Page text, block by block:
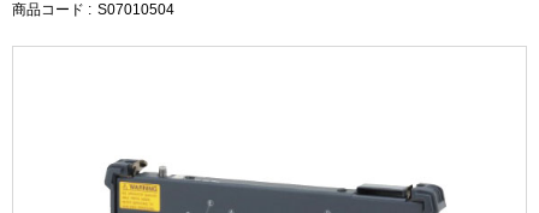
商品コード : S07010504